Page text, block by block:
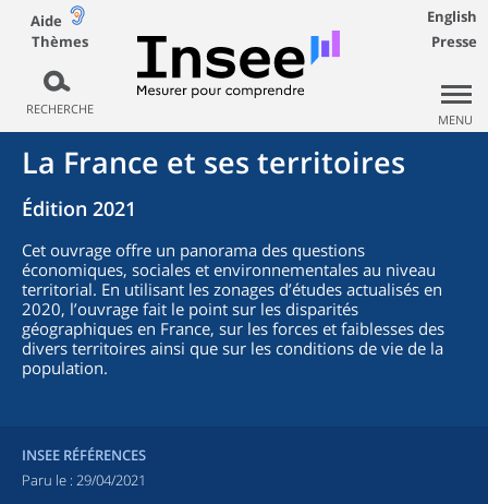
Aide
Thèmes
RECHERCHE
English
Presse
MENU
La France et ses territoires
Édition 2021
Cet ouvrage offre un panorama des questions
économiques, sociales et environnementales au niveau
territorial. En utilisant les zonages d’études actualisés en
2020, l’ouvrage fait le point sur les disparités
géographiques en France, sur les forces et faiblesses des
divers territoires ainsi que sur les conditions de vie de la
population.
INSEE RÉFÉRENCES
Paru le : 29/04/2021